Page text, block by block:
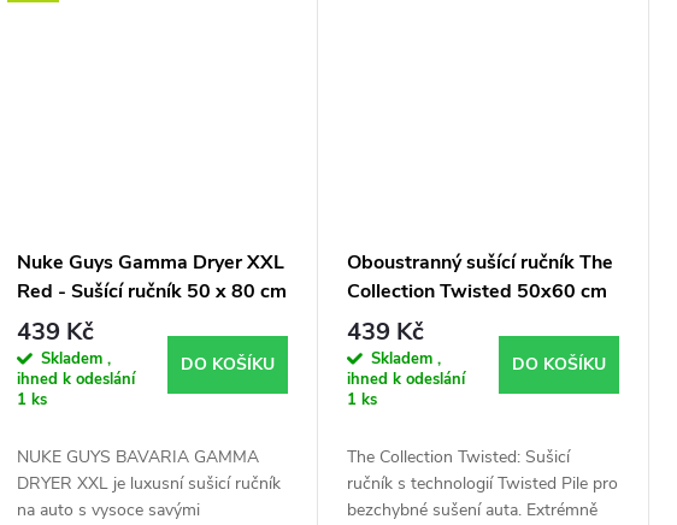
Nuke Guys Gamma Dryer XXL
Red - Sušící ručník 50 x 80 cm
(1400GSM)
439 Kč
Skladem ,
ihned k odeslání
1 ks
DO KOŠÍKU
NUKE GUYS BAVARIA GAMMA
DRYER XXL je luxusní sušicí ručník
na auto s vysoce savými
Oboustranný sušící ručník The
Collection Twisted 50x60 cm
439 Kč
Skladem ,
ihned k odeslání
1 ks
DO KOŠÍKU
The Collection Twisted: Sušicí
ručník s technologií Twisted Pile pro
bezchybné sušení auta. Extrémně